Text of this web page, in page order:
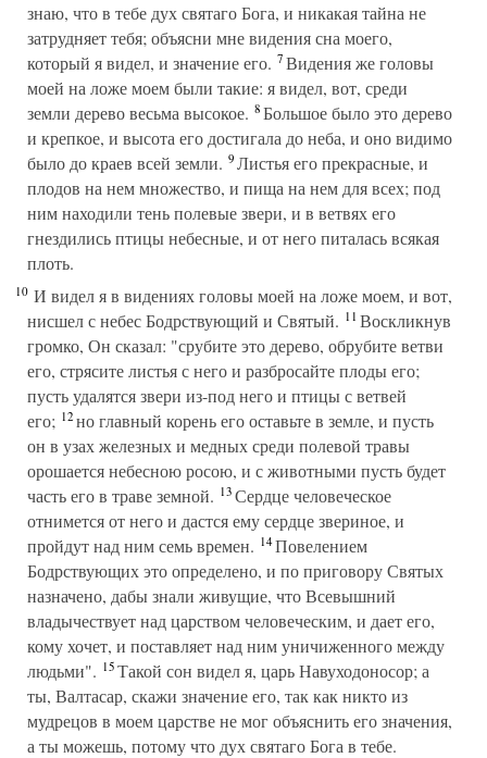
знаю, что в тебе дух святаго Бога, и никакая тайна не
затрудняет тебя; объясни мне видения сна моего,
который я видел, и значение его. 7Видения же головы
моей на ложе моем были такие: я видел, вот, среди
земли дерево весьма высокое. 8Большое было это дерево
и крепкое, и высота его достигала до неба, и оно видимо
было до краев всей земли. 9Листья его прекрасные, и
плодов на нем множество, и пища на нем для всех; под
ним находили тень полевые звери, и в ветвях его
гнездились птицы небесные, и от него питалась всякая
плоть.
10 И видел я в видениях головы моей на ложе моем, и вот,
нисшел с небес Бодрствующий и Святый. 11Воскликнув
громко, Он сказал: "срубите это дерево, обрубите ветви
его, стрясите листья с него и разбросайте плоды его;
пусть удалятся звери из-под него и птицы с ветвей
его; 12но главный корень его оставьте в земле, и пусть
он в узах железных и медных среди полевой травы
орошается небесною росою, и с животными пусть будет
часть его в траве земной. 13Сердце человеческое
отнимется от него и дастся ему сердце звериное, и
пройдут над ним семь времен. 14Повелением
Бодрствующих это определено, и по приговору Святых
назначено, дабы знали живущие, что Всевышний
владычествует над царством человеческим, и дает его,
кому хочет, и поставляет над ним уничиженного между
людьми". 15Такой сон видел я, царь Навуходоносор; а
ты, Валтасар, скажи значение его, так как никто из
мудрецов в моем царстве не мог объяснить его значения,
а ты можешь, потому что дух святаго Бога в тебе.